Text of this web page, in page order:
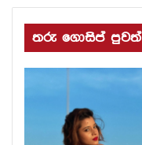
තරු ගොසිප් පුවත්